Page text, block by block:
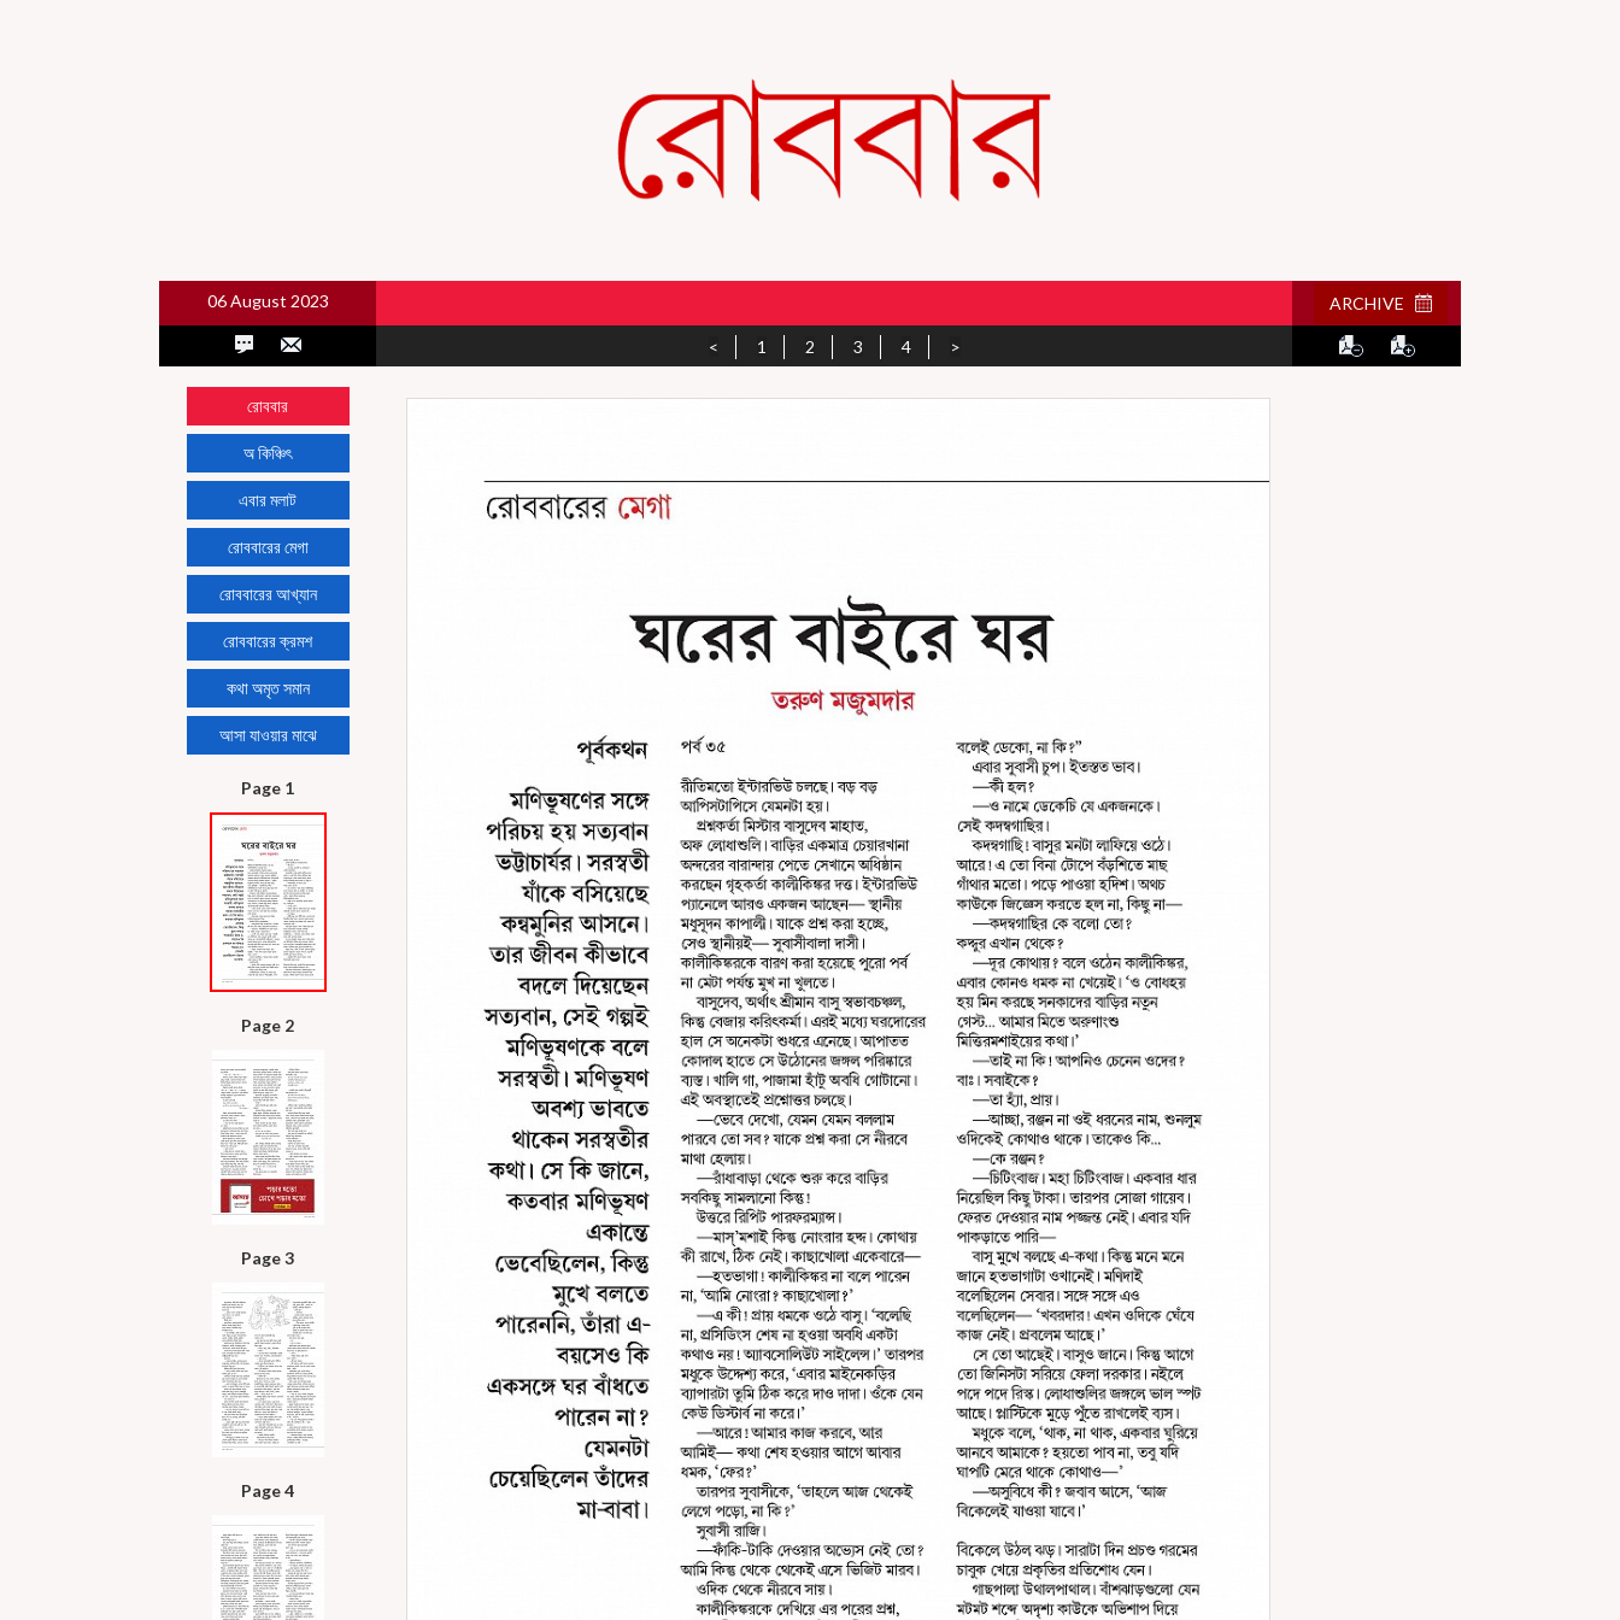
06 August 2023 ARCHIVE
< 1 2 3 4 >
রোববার
অ কিঞ্চিৎ
এবার মলাট
রোববারের মেগা
রোববারের আখ্যান
রোববারের ক্রমশ
কথা অমৃত সমান
আসা যাওয়ার মাঝে
Page 1
Page 2
Page 3
Page 4